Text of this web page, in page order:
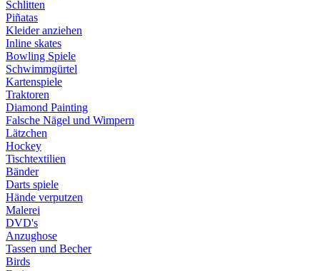
Schlitten
Piñatas
Kleider anziehen
Inline skates
Bowling Spiele
Schwimmgürtel
Kartenspiele
Traktoren
Diamond Painting
Falsche Nägel und Wimpern
Lätzchen
Hockey
Tischtextilien
Bänder
Darts spiele
Hände verputzen
Malerei
DVD's
Anzughose
Tassen und Becher
Birds